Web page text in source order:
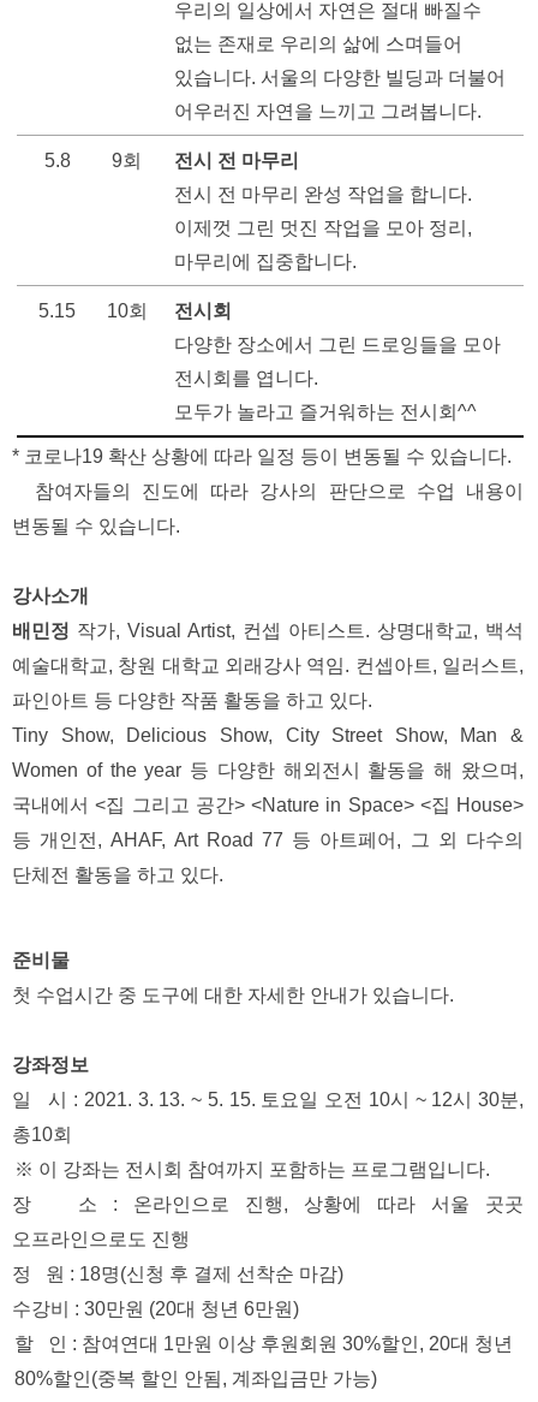
우리의 일상에서 자연은 절대 빠질수
없는 존재로 우리의 삶에 스며들어
있습니다. 서울의 다양한 빌딩과 더불어
어우러진 자연을 느끼고 그려봅니다.
5.8 9회
전시 전 마무리
전시 전 마무리 완성 작업을 합니다.
이제껏 그린 멋진 작업을 모아 정리,
마무리에 집중합니다.
5.15 10회
전시회
다양한 장소에서 그린 드로잉들을 모아
전시회를 엽니다.
모두가 놀라고 즐거워하는 전시회^^
* 코로나19 확산 상황에 따라 일정 등이 변동될 수 있습니다.
참여자들의 진도에 따라 강사의 판단으로 수업 내용이
변동될 수 있습니다.
강사소개
배민정 작가, Visual Artist, 컨셉 아티스트. 상명대학교, 백석
예술대학교, 창원 대학교 외래강사 역임. 컨셉아트, 일러스트,
파인아트 등 다양한 작품 활동을 하고 있다.
Tiny Show, Delicious Show, City Street Show, Man &
Women of the year 등 다양한 해외전시 활동을 해 왔으며,
국내에서 <집 그리고 공간> <Nature in Space> <집 House>
등 개인전, AHAF, Art Road 77 등 아트페어, 그 외 다수의
단체전 활동을 하고 있다.
준비물
첫 수업시간 중 도구에 대한 자세한 안내가 있습니다.
강좌정보
일   시 : 2021. 3. 13. ~ 5. 15. 토요일 오전 10시 ~ 12시 30분,
총10회
※ 이 강좌는 전시회 참여까지 포함하는 프로그램입니다.
장   소 : 온라인으로 진행, 상황에 따라 서울 곳곳
오프라인으로도 진행
정   원 : 18명(신청 후 결제 선착순 마감)
수강비 : 30만원 (20대 청년 6만원)
할   인 : 참여연대 1만원 이상 후원회원 30%할인, 20대 청년
80%할인(중복 할인 안됨, 계좌입금만 가능)